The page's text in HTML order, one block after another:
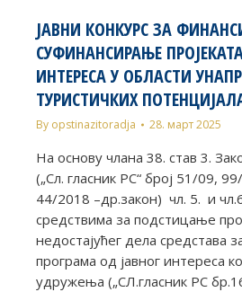
ЈАВНИ КОНКУРС ЗА
СУФИНАНСИРАЊЕ
ИНТЕРЕСА У ОБЛАСТИ
ТУРИСТИЧКИХ
By opstinazitoradja 28. март 2025
На основу члана 38. став 3.
(„Сл. гласник РС“ број 51/09,
44/2018 –др.закон) чл. 5. и
средствима за подстицање
недостајућег дела средстава
програма од јавног интереса
удружења („СЛ.гласник РС